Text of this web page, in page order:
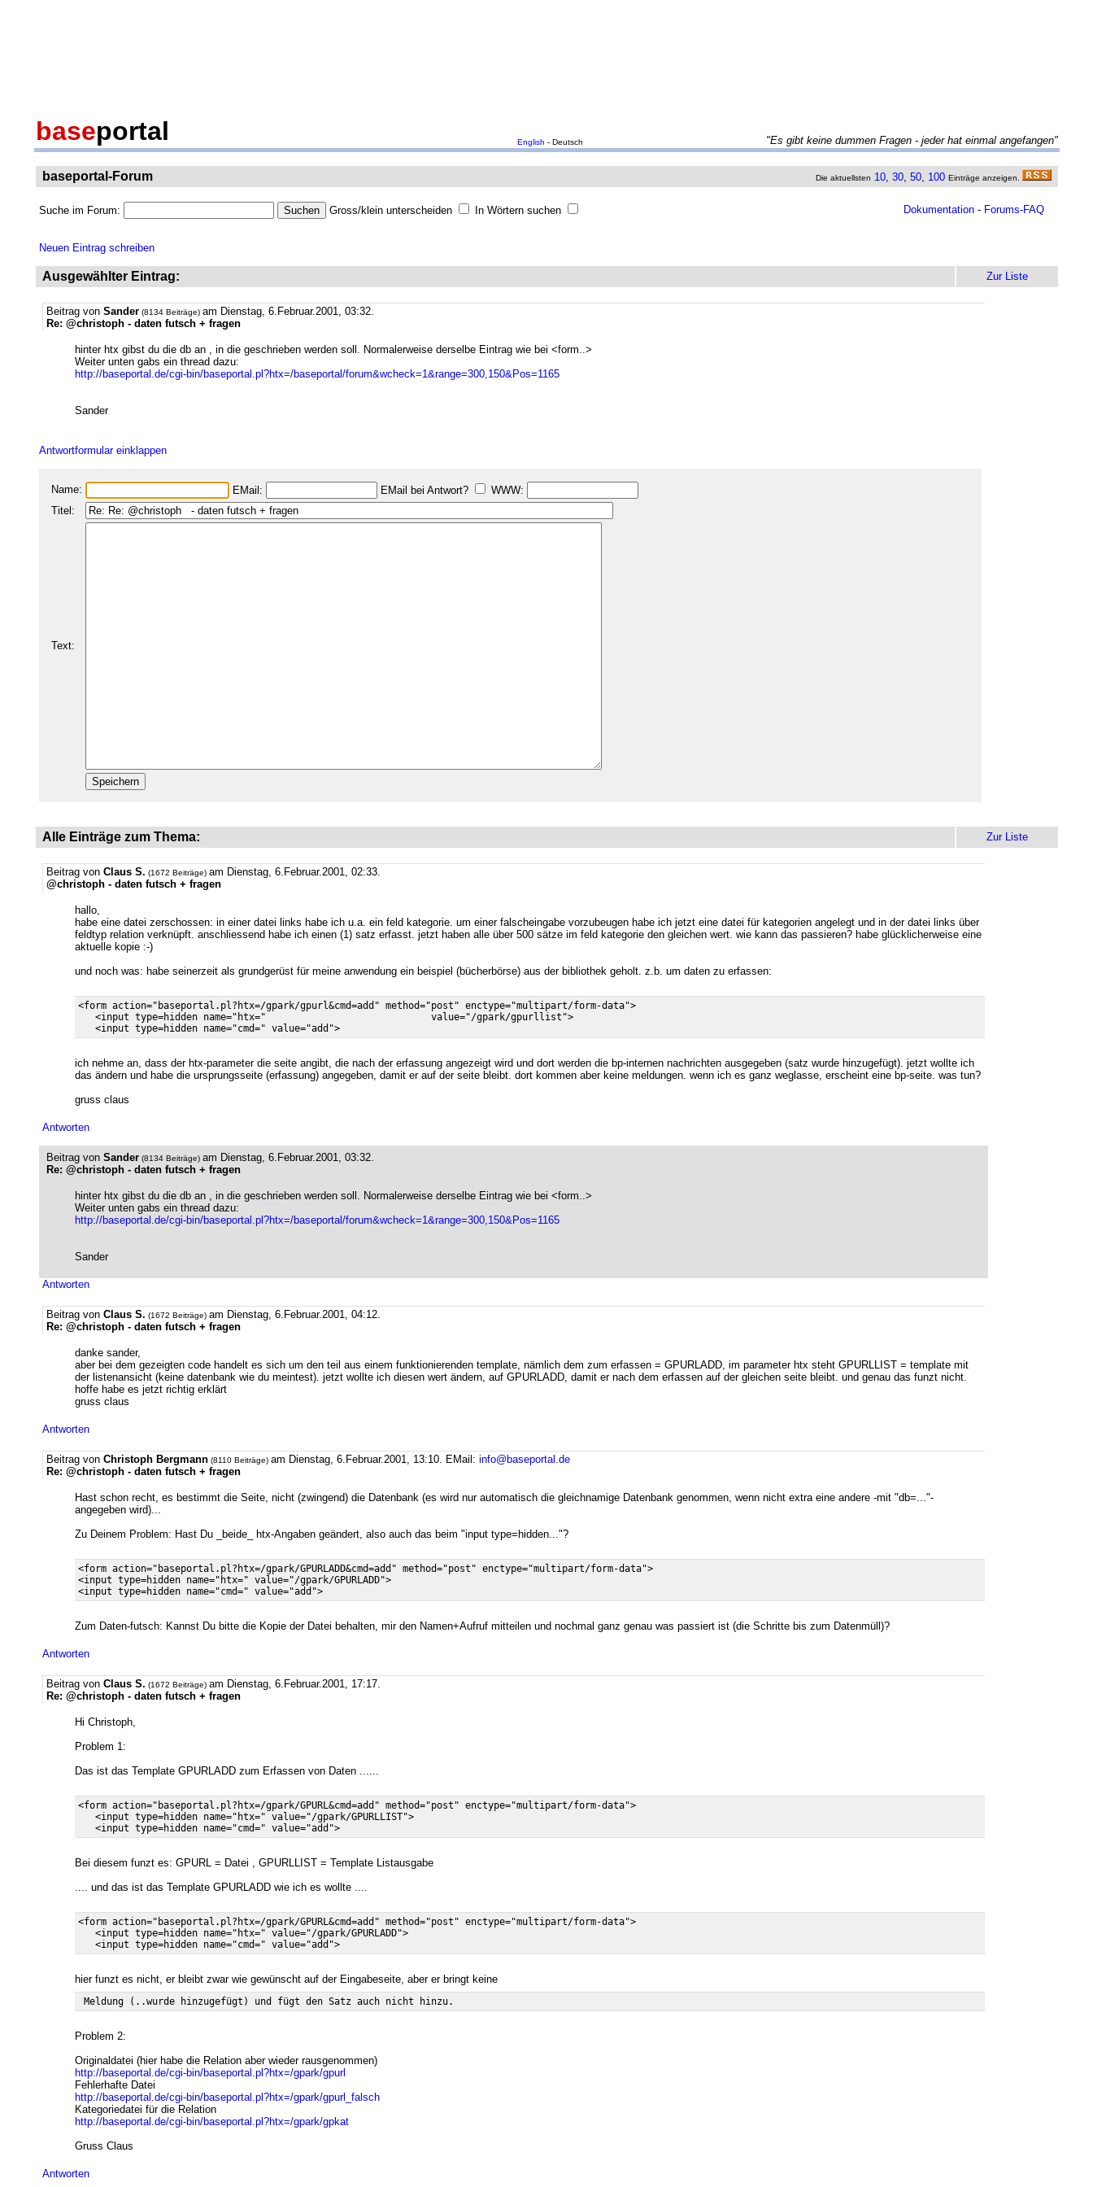
baseportal English - Deutsch "Es gibt keine dummen Fragen - jeder hat einmal angefangen"
baseportal-Forum Die aktuellsten 10, 30, 50, 100 Einträge anzeigen.
Suche im Forum: Gross/klein unterscheiden In Wörtern suchen Dokumentation - Forums-FAQ
Neuen Eintrag schreiben
Ausgewählter Eintrag: Zur Liste
Beitrag von Sander (8134 Beiträge) am Dienstag, 6.Februar.2001, 03:32.
Re: @christoph - daten futsch + fragen
hinter htx gibst du die db an , in die geschrieben werden soll. Normalerweise derselbe Eintrag wie bei <form..>
Weiter unten gabs ein thread dazu:
http://baseportal.de/cgi-bin/baseportal.pl?htx=/baseportal/forum&wcheck=1&range=300,150&Pos=1165
Sander
Antwortformular einklappen
Name: EMail: EMail bei Antwort?
WWW:
Titel:
Text:
Alle Einträge zum Thema: Zur Liste
Beitrag von Claus S. (1672 Beiträge) am Dienstag, 6.Februar.2001, 02:33.
@christoph - daten futsch + fragen
hallo,
habe eine datei zerschossen: in einer datei links habe ich u.a. ein feld kategorie. um einer falscheingabe vorzubeugen habe ich jetzt eine datei für kategorien angelegt und in der datei links über
feldtyp relation verknüpft. anschliessend habe ich einen (1) satz erfasst. jetzt haben alle über 500 sätze im feld kategorie den gleichen wert. wie kann das passieren? habe glücklicherweise eine
aktuelle kopie :-)
und noch was: habe seinerzeit als grundgerüst für meine anwendung ein beispiel (bücherbörse) aus der bibliothek geholt. z.b. um daten zu erfassen:
<form action="baseportal.pl?htx=/gpark/gpurl&cmd=add" method="post" enctype="multipart/form-data">
<input type=hidden name="htx="                             value="/gpark/gpurllist">
ich nehme an, dass der htx-parameter die seite angibt, die nach der erfassung angezeigt wird und dort werden die bp-internen nachrichten ausgegeben (satz wurde hinzugefügt). jetzt wollte ich
das ändern und habe die ursprungsseite (erfassung) angegeben, damit er auf der seite bleibt. dort kommen aber keine meldungen. wenn ich es ganz weglasse, erscheint eine bp-seite. was tun?
gruss claus
Antworten
Beitrag von Sander (8134 Beiträge) am Dienstag, 6.Februar.2001, 03:32.
Re: @christoph - daten futsch + fragen
hinter htx gibst du die db an , in die geschrieben werden soll. Normalerweise derselbe Eintrag wie bei <form..>
Weiter unten gabs ein thread dazu:
http://baseportal.de/cgi-bin/baseportal.pl?htx=/baseportal/forum&wcheck=1&range=300,150&Pos=1165
Sander
Antworten
Beitrag von Claus S. (1672 Beiträge) am Dienstag, 6.Februar.2001, 04:12.
Re: @christoph - daten futsch + fragen
danke sander,
aber bei dem gezeigten code handelt es sich um den teil aus einem funktionierenden template, nämlich dem zum erfassen = GPURLADD, im parameter htx steht GPURLLIST = template mit
der listenansicht (keine datenbank wie du meintest). jetzt wollte ich diesen wert ändern, auf GPURLADD, damit er nach dem erfassen auf der gleichen seite bleibt. und genau das funzt nicht.
hoffe habe es jetzt richtig erklärt
gruss claus
Antworten
Beitrag von Christoph Bergmann (8110 Beiträge) am Dienstag, 6.Februar.2001, 13:10. EMail: info@baseportal.de
Re: @christoph - daten futsch + fragen
Hast schon recht, es bestimmt die Seite, nicht (zwingend) die Datenbank (es wird nur automatisch die gleichnamige Datenbank genommen, wenn nicht extra eine andere -mit "db=..."-
angegeben wird)...
Zu Deinem Problem: Hast Du _beide_ htx-Angaben geändert, also auch das beim "input type=hidden..."?
<form action="baseportal.pl?htx=/gpark/GPURLADD&cmd=add" method="post" enctype="multipart/form-data">
<input type=hidden name="htx=" value="/gpark/GPURLADD">
Zum Daten-futsch: Kannst Du bitte die Kopie der Datei behalten, mir den Namen+Aufruf mitteilen und nochmal ganz genau was passiert ist (die Schritte bis zum Datenmüll)?
Antworten
Beitrag von Claus S. (1672 Beiträge) am Dienstag, 6.Februar.2001, 17:17.
Re: @christoph - daten futsch + fragen
Hi Christoph,
Problem 1:
Das ist das Template GPURLADD zum Erfassen von Daten ......
<form action="baseportal.pl?htx=/gpark/GPURL&cmd=add" method="post" enctype="multipart/form-data">
<input type=hidden name="htx=" value="/gpark/GPURLLIST">
Bei diesem funzt es: GPURL = Datei , GPURLLIST = Template Listausgabe
.... und das ist das Template GPURLADD wie ich es wollte ....
<form action="baseportal.pl?htx=/gpark/GPURL&cmd=add" method="post" enctype="multipart/form-data">
<input type=hidden name="htx=" value="/gpark/GPURLADD">
hier funzt es nicht, er bleibt zwar wie gewünscht auf der Eingabeseite, aber er bringt keine
Problem 2:
Originaldatei (hier habe die Relation aber wieder rausgenommen)
http://baseportal.de/cgi-bin/baseportal.pl?htx=/gpark/gpurl
Fehlerhafte Datei
http://baseportal.de/cgi-bin/baseportal.pl?htx=/gpark/gpurl_falsch
Kategoriedatei für die Relation
http://baseportal.de/cgi-bin/baseportal.pl?htx=/gpark/gpkat
Gruss Claus
Antworten